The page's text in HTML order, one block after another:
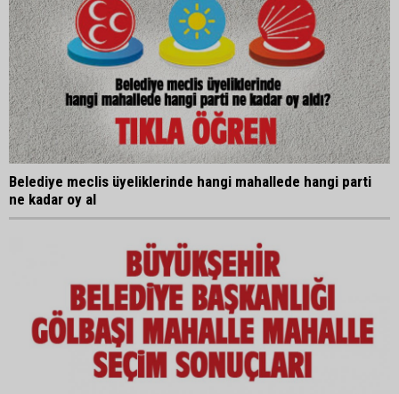
Belediye meclis üyeliklerinde hangi mahallede hangi parti
ne kadar oy al